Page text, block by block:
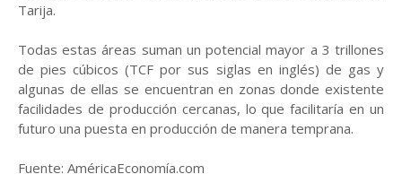
Tarija.
Todas estas áreas suman un potencial mayor a 3 trillones
de pies cúbicos (TCF por sus siglas en inglés) de gas y
algunas de ellas se encuentran en zonas donde existente
facilidades de producción cercanas, lo que facilitaría en un
futuro una puesta en producción de manera temprana.
Fuente: AméricaEconomía.com